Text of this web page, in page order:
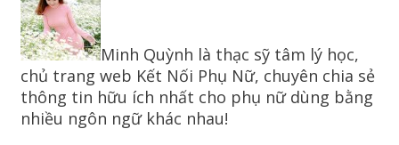
Minh Quỳnh là thạc sỹ tâm lý học,
chủ trang web Kết Nối Phụ Nữ, chuyên chia sẻ
thông tin hữu ích nhất cho phụ nữ dùng bằng
nhiều ngôn ngữ khác nhau!